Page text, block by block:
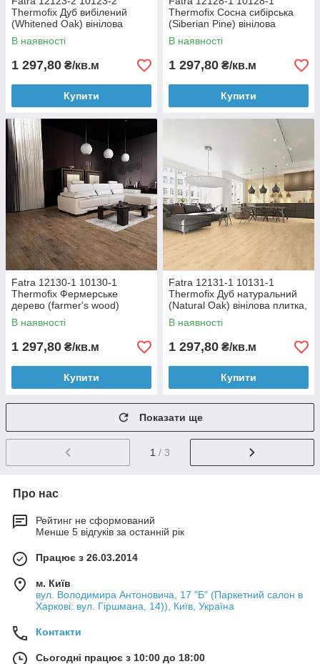
Thermofix Дуб вибілений
(Whitened Oak) вінілова
плитка, 2.5 мм
В наявності
1 297,80 ₴/кв.м
Купити
Thermofix Сосна сибірська
(Siberian Pine) вінілова
плитка, 2.5 мм
В наявності
1 297,80 ₴/кв.м
Купити
Fatra 12130-1 10130-1
Thermofix Фермерське
дерево (farmer's wood)
вінілова плитка, 2.5 мм
В наявності
1 297,80 ₴/кв.м
Купити
Fatra 12131-1 10131-1
Thermofix Дуб натуральний
(Natural Oak) вінілова плитка,
2.5 мм
В наявності
1 297,80 ₴/кв.м
Купити
Показати ще
1 / 3
Про нас
Рейтинг не сформований
Менше 5 відгуків за останній рік
Працює з 26.03.2014
м. Київ
вул. Володимира Антоновича, 17 "Б" (Паркетний салон в
Харкові: вул. Гіршмана, 14)), Київ, Україна
Контакти
Сьогодні працює з 10:00 до 18:00